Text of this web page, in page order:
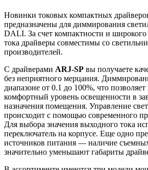
Новинки токовых компактных
предназначены для диммирования
DALI. За счет компактности и
тока драйверы совместимы со
производителей.
С драйверами ARJ-SP вы получаете
без неприятного мерцания.
диапазоне от 0.1 до 100%, что позволяет
комфортный уровень освещенности в
назначения помещения. Управление
происходит с помощью современного
Для выбора значения выходного тока
переключатель на корпусе. Еще одно
источников питания — наличие
значительно уменьшают габариты